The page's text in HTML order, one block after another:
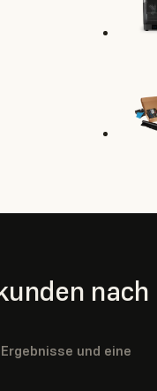
nach
und eine